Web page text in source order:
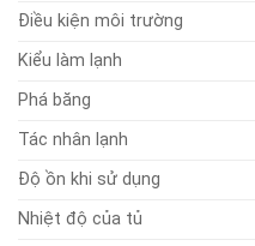
Điều kiện môi trường
Kiểu làm lạnh
Phá băng
Tác nhân lạnh
Độ ồn khi sử dụng
Nhiệt độ của tủ